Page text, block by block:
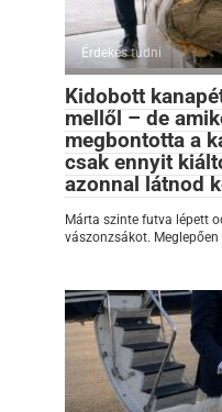
Érdekes tudni
Kidobott
mellől – de
megbontotta a
csak ennyit
azonnal látnod
Márta szinte futva lépett
vászonzsákot. Meglepően